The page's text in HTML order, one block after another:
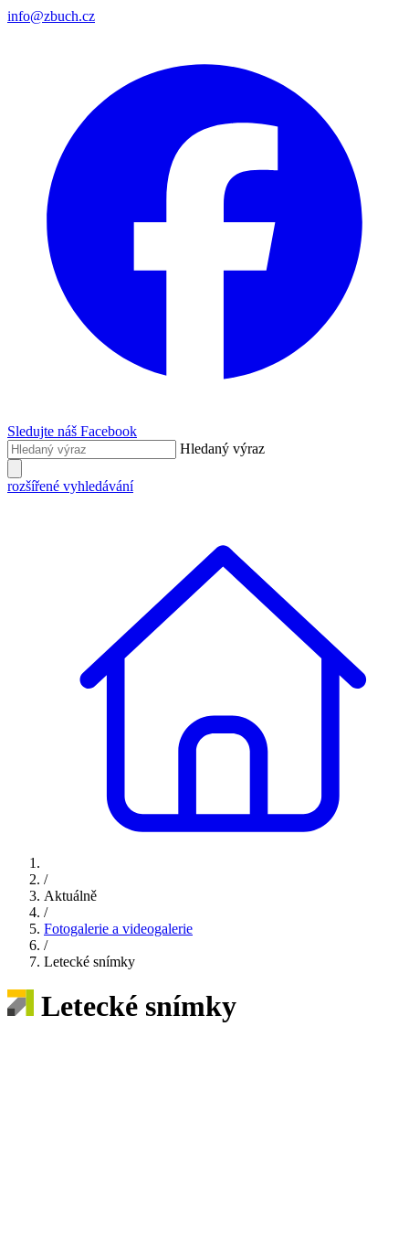
info@zbuch.cz
Sledujte náš Facebook
Hledaný výraz
rozšířené vyhledávání
/
Aktuálně
/
Fotogalerie a videogalerie
/
Letecké snímky
Letecké snímky